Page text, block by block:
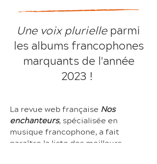
Une voix plurielleparmi
les albums francophones
marquants de l'année
2023 !
La revue web française Nos
enchanteurs, spécialisée en
musique francophone, a fait
paraître la liste des meilleurs